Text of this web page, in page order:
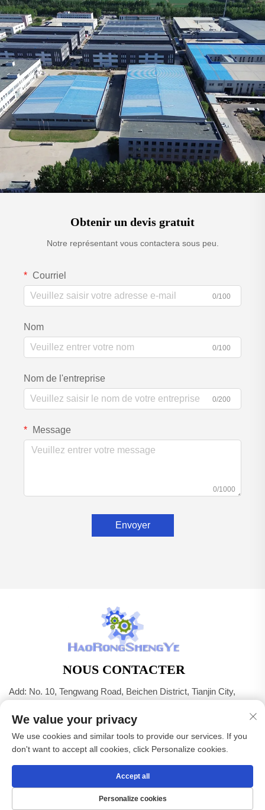
Obtenir un devis gratuit
Notre représentant vous contactera sous peu.
Courriel
0/100
Nom
0/100
Nom de l'entreprise
0/200
Message
0/1000
Envoyer
NOUS CONTACTER
Add: No. 10, Tengwang Road, Beichen District, Tianjin City,
Tél. :+86-22 83703208
E-mail :[email protected]
Droits d'auteur © Tianjin Haorongshengye Electrical Equipment
Co.,Ltd. Tous droits réservés -Politique de confidentialité
We value your privacy
We use cookies and similar tools to provide our services. If you
don't want to accept all cookies, click Personalize cookies.
Personalize cookies
Accept all